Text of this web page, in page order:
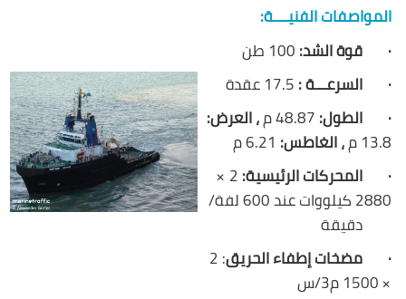
المواصفات الفنيــــة:
·
قوة الشد:100 طن
·
السرعـــة :17.5 عقدة
·
الطول:48.87 م ، العرض:
13.8 م
، الغاطس: 6.21 م
·
المحركات الرئيسية:
2 ×
2880 كيلووات عند 600 لفة/
دقيقة
·
مضخات إطفاء الحريق : 2
× 1500 م3/س